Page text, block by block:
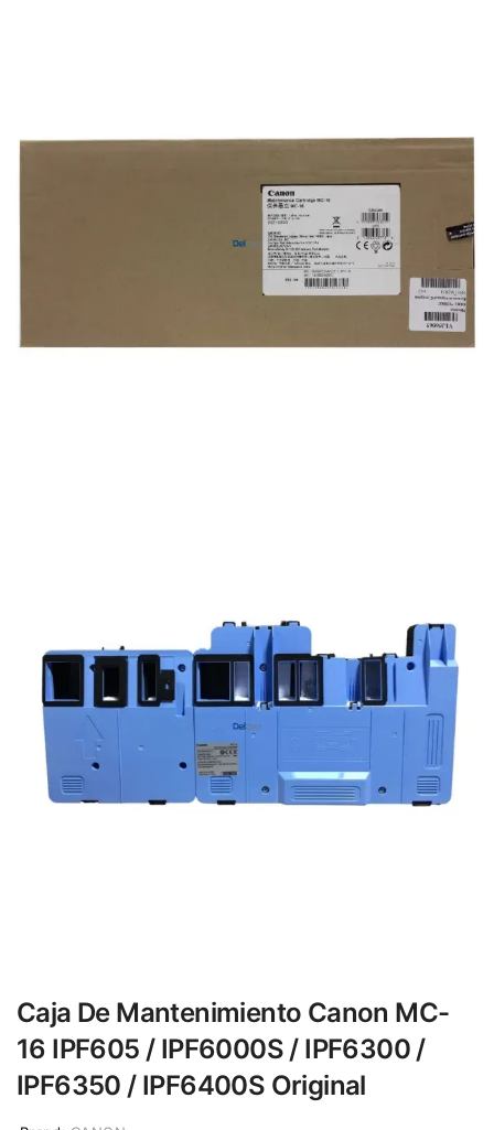
Caja De Mantenimiento Canon MC-
16 IPF605 / IPF6000S / IPF6300 /
IPF6350 / IPF6400S Original